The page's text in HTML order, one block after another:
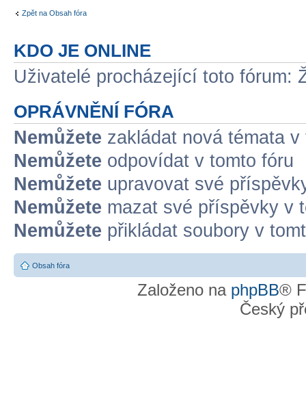
Zpět na Obsah fóra
KDO JE ONLINE
Uživatelé procházející toto fórum:
OPRÁVNĚNÍ FÓRA
Nemůžete zakládat nová témata v
Nemůžete odpovídat v tomto fóru
Nemůžete upravovat své
Nemůžete mazat své příspěvky v
Nemůžete přikládat soubory v
Obsah fóra
Založeno na phpBB®
Český